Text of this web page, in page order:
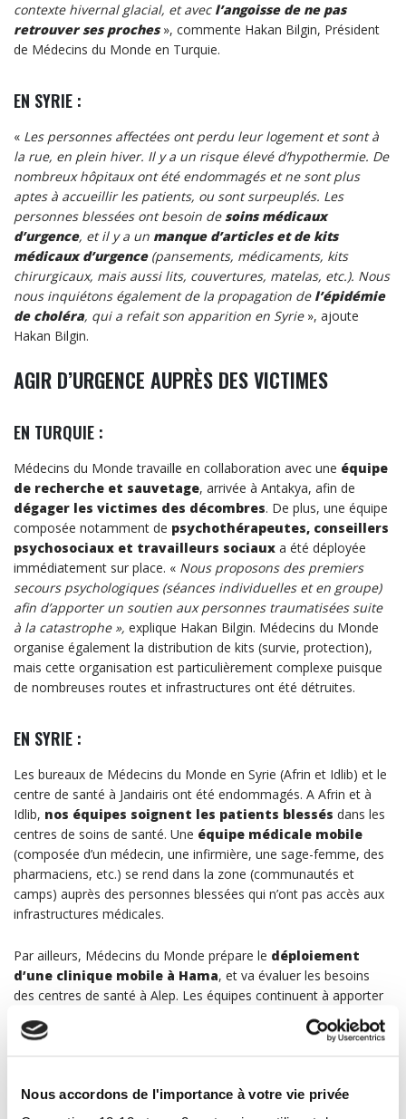
Nous accordons de l'importance à votre vie privée
contexte hivernal glacial, et avec l’angoisse de ne pas
retrouver ses proches», commente Hakan Bilgin, Président
de Médecins du Monde en Turquie.
EN SYRIE :
« Les personnes affectées ont perdu leur logement et sont à
la rue, en plein hiver. Il y a un risque élevé d’hypothermie. De
nombreux hôpitaux ont été endommagés et ne sont plus
aptes à accueillir les patients, ou sont surpeuplés. Les
personnes blessées ont besoin desoins médicaux
d’urgence, et il y a un manque d’articles et de kits
médicaux d’urgence(pansements, médicaments, kits
chirurgicaux, mais aussi lits, couvertures, matelas, etc.). Nous
nous inquiétons également de la propagation de l’épidémie
de choléra, qui a refait son apparition en Syrie», ajoute
Hakan Bilgin.
AGIR D’URGENCE AUPRÈS DES VICTIMES
EN TURQUIE :
Médecins du Monde travaille en collaboration avec une équipe
de recherche et sauvetage, arrivée à Antakya, afin de
dégager les victimes des décombres. De plus, une équipe
composée notamment de psychothérapeutes, conseillers
psychosociaux et travailleurs sociaux a été déployée
immédiatement sur place. « Nous proposons des premiers
secours psychologiques (séances individuelles et en groupe)
afin d’apporter un soutien aux personnes traumatisées suite
à la catastrophe », explique Hakan Bilgin. Médecins du Monde
organise également la distribution de kits (survie, protection),
mais cette organisation est particulièrement complexe puisque
de nombreuses routes et infrastructures ont été détruites.
EN SYRIE :
Les bureaux de Médecins du Monde en Syrie (Afrin et Idlib) et le
centre de santé à Jandairis ont été endommagés. A Afrin et à
Idlib, nos équipes soignent les patients blessés dans les
centres de soins de santé. Une équipe médicale mobile
(composée d’un médecin, une infirmière, une sage-femme, des
pharmaciens, etc.) se rend dans la zone (communautés et
camps) auprès des personnes blessées qui n’ont pas accès aux
infrastructures médicales.
Par ailleurs, Médecins du Monde prépare le déploiement
d’une clinique mobile à Hama, et va évaluer les besoins
des centres de santé à Alep. Les équipes continuent à apporter
des soins psychologiques aux personnes affectées.
Enfin, à Kobane, Médecins du Monde mobilise uneéquipe de
centre de santé Mishtanauer. L’organisation apporte également